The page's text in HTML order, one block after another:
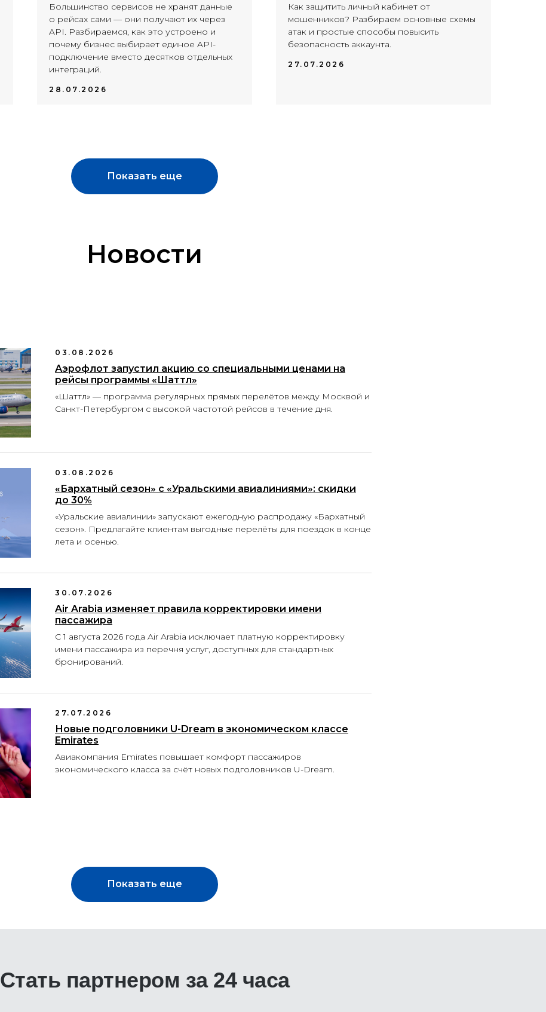
Большинство сервисов не хранят данные
о рейсах сами — они получают их через
API. Разбираемся, как это устроено и
почему бизнес выбирает единое API-
подключение вместо десятков отдельных
интеграций.
28.07.2026
Как защитить личный кабинет от
мошенников? Разбираем основные схемы
атак и простые способы повысить
безопасность аккаунта.
27.07.2026
Показать еще
Новости
03.08.2026
Аэрофлот запустил акцию со специальными ценами на
рейсы программы «Шаттл»
«Шаттл» — программа регулярных прямых перелётов между Москвой и
Санкт-Петербургом с высокой частотой рейсов в течение дня.
03.08.2026
«Бархатный сезон» с «Уральскими авиалиниями»: скидки
до 30%
«Уральские авиалинии» запускают ежегодную распродажу «Бархатный
сезон». Предлагайте клиентам выгодные перелёты для поездок в конце
лета и осенью.
30.07.2026
Air Arabia изменяет правила корректировки имени
пассажира
С 1 августа 2026 года Air Arabia исключает платную корректировку
имени пассажира из перечня услуг, доступных для стандартных
бронирований.
27.07.2026
Новые подголовники U-Dream в экономическом классе
Emirates
Авиакомпания Emirates повышает комфорт пассажиров
экономического класса за счёт новых подголовников U-Dream.
Показать еще
Стать партнером за 24 часа